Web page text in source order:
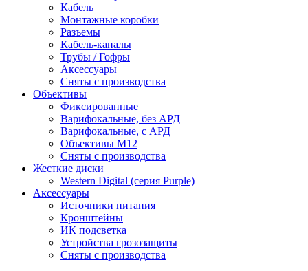
Кабель
Монтажные коробки
Разъемы
Кабель-каналы
Трубы / Гофры
Аксессуары
Сняты с производства
Объективы
Фиксированные
Варифокальные, без АРД
Варифокальные, с АРД
Объективы M12
Сняты с производства
Жесткие диски
Western Digital (серия Purple)
Аксессуары
Источники питания
Кронштейны
ИК подсветка
Устройства грозозащиты
Сняты с производства